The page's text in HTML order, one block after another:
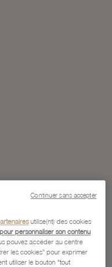
utilise(nt) des cookies
personnaliser son contenu
pouvez accéder au centre
les cookies” pour exprimer
utiliser le bouton "tout
Continuer sans accepter